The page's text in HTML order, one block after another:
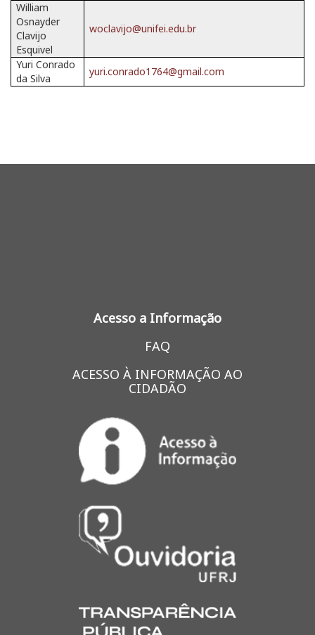
William
Osnayder
Clavijo
Esquivel
woclavijo@unifei.edu.br
Yuri Conrado
da Silva
yuri.conrado1764@gmail.com
Acesso a Informação
FAQ
ACESSO À INFORMAÇÃO AO
CIDADÃO